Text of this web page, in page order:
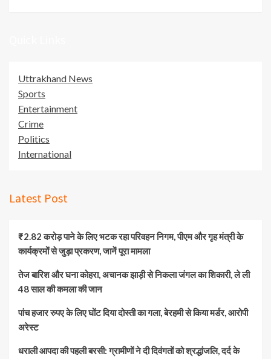
Uttrakhand News
Sports
Entertainment
Crime
Politics
International
Latest Post
₹2.82 करोड़ पाने के लिए भटक रहा परिवहन निगम, पीएम और गृह मंत्री के
कार्यक्रमों से जुड़ा प्रकरण, जानें पूरा मामला
तेज बारिश और घना कोहरा, अचानक झाड़ी से निकला जंगल का शिकारी, ले ली
48 साल की कमला की जान
पांच हजार रुपए के लिए घोंट दिया दोस्ती का गला, बेरहमी से किया मर्डर, आरोपी
अरेस्ट
धराली आपदा की पहली बरसी: ग्रामीणों ने दी दिवंगतों को श्रद्धांजलि, दर्द के